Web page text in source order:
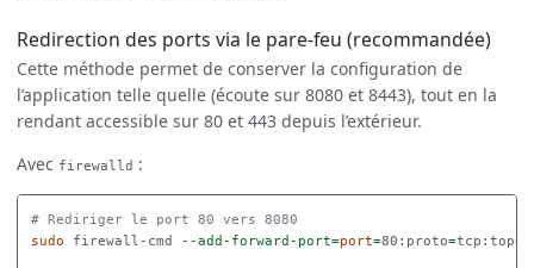
Redirection des ports via le pare-feu (recommandée)
Cette méthode permet de conserver la configuration de
l’application telle quelle (écoute sur 8080 et 8443), tout en la
rendant accessible sur 80 et 443 depuis l’extérieur.
Avec firewalld :
# Rediriger le port 80 vers 8080
sudo
firewall-cmd --add-forward-port=port=80:proto=